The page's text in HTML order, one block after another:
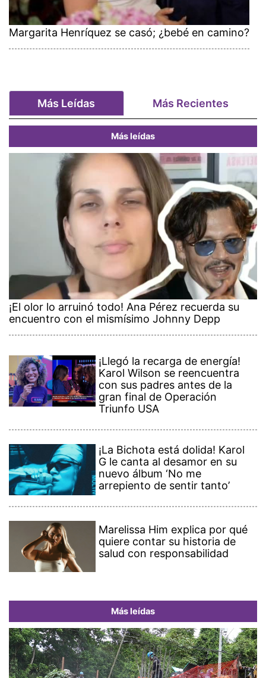
Margarita Henríquez se casó; ¿bebé en camino?
Más Leídas Más Recientes
Más leídas
¡El olor lo arruinó todo! Ana Pérez recuerda su
encuentro con el mismísimo Johnny Depp
¡Llegó la recarga de energía!
Karol Wilson se reencuentra
con sus padres antes de la
gran final de Operación
Triunfo USA
¡La Bichota está dolida! Karol
G le canta al desamor en su
nuevo álbum ‘No me
arrepiento de sentir tanto’
Marelissa Him explica por qué
quiere contar su historia de
salud con responsabilidad
Más leídas